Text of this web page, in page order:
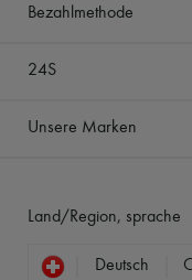
Bezahlmethode
24S
Unsere Marken
Land/Region, sprache
Deutsch